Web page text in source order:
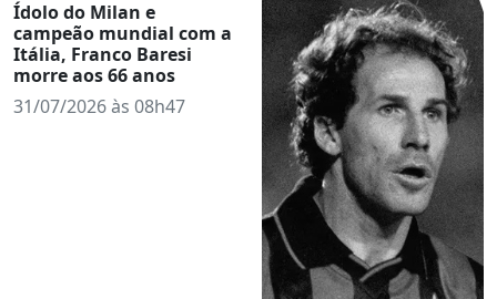
Ídolo do Milan e
campeão mundial com a
Itália, Franco Baresi
morre aos 66 anos
31/07/2026 às 08h47